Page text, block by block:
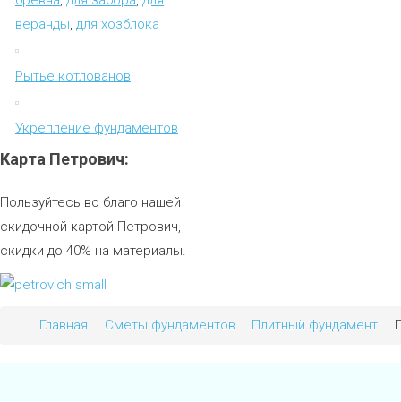
веранды, для хозблока
Рытье котлованов
Укрепление фундаментов
Карта Петрович:
Пользуйтесь во благо нашей
скидочной картой Петрович,
скидки до 40% на материалы.
Главная Сметы фундаментов Плитный фундамент